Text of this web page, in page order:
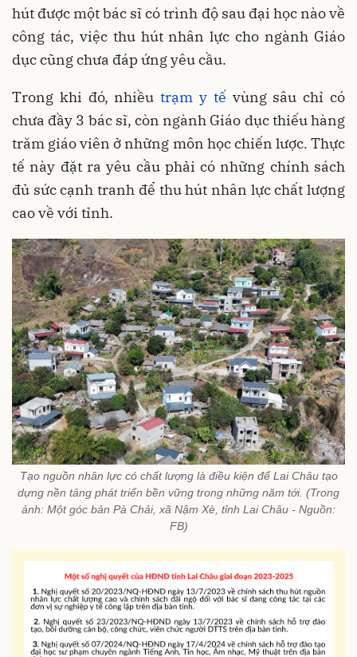
hút được một bác sĩ có trình độ sau đại học nào về
công tác, việc thu hút nhân lực cho ngành Giáo
dục cũng chưa đáp ứng yêu cầu.
Trong khi đó, nhiềutrạm y tế vùng sâu chỉ có
chưa đầy 3 bác sĩ, còn ngành Giáo dục thiếu hàng
trăm giáo viên ở những môn học chiến lược. Thực
tế này đặt ra yêu cầu phải có những chính sách
đủ sức cạnh tranh để thu hút nhân lực chất lượng
cao về với tỉnh.
Tạo nguồn nhân lực có chất lượng là điều kiện để Lai Châu tạo
dựng nền tảng phát triển bền vững trong những năm tới. (Trong
ảnh: Một góc bản Pà Chải, xã Nậm Xè, tỉnh Lai Châu - Nguồn:
FB)